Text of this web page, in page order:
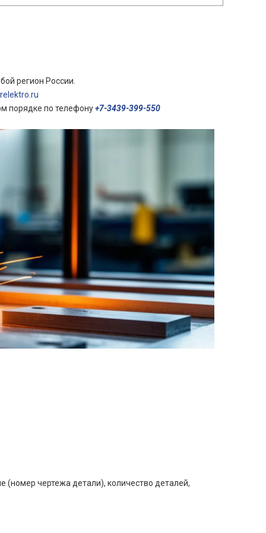
регион России.
порядке по телефону+7-3439-399-550
(номер чертежа детали), количество деталей,